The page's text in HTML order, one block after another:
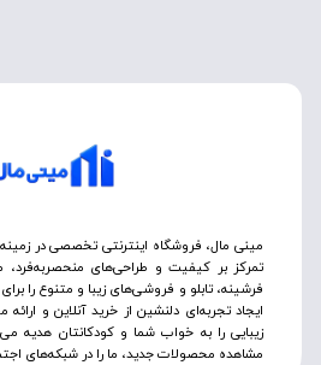
مینی مال، فروشگاه اینترنتی تخصصی در
تمرکز بر کیفیت و طراحی‌های منحصربه‌فرد،
فرشینه، تابلو و فروشی‌های زیبا و متنوع را
ایجاد تجربه‌ای دلنشین از خرید آنلاین و
زیبایی را به خواب شما و کودکانتان هدیه
مشاهده محصولات جدید، ما را در شبکه‌های